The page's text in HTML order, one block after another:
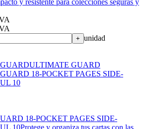
y resistente para colecciones seguras y
+ unidad
ULTIMATE GUARD
18-POCKET PAGES SIDE-